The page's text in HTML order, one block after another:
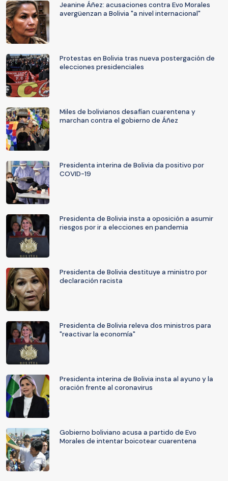
Jeanine Áñez: acusaciones contra Evo Morales
avergüenzan a Bolivia "a nivel internacional"
Protestas en Bolivia tras nueva postergación de
elecciones presidenciales
Miles de bolivianos desafían cuarentena y
marchan contra el gobierno de Áñez
Presidenta interina de Bolivia da positivo por
COVID-19
Presidenta de Bolivia insta a oposición a asumir
riesgos por ir a elecciones en pandemia
Presidenta de Bolivia destituye a ministro por
declaración racista
Presidenta de Bolivia releva dos ministros para
"reactivar la economía"
Presidenta interina de Bolivia insta al ayuno y la
oración frente al coronavirus
Gobierno boliviano acusa a partido de Evo
Morales de intentar boicotear cuarentena